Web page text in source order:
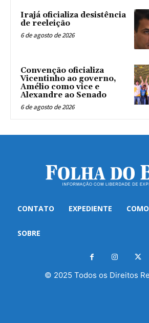
Irajá oficializa desistência
de reeleição
6 de agosto de 2026
Convenção oficializa
Vicentinho ao governo,
Amélio como vice e
Alexandre ao Senado
6 de agosto de 2026
CONTATO EXPEDIENTE
SOBRE
© 2025 Todos os Direitos